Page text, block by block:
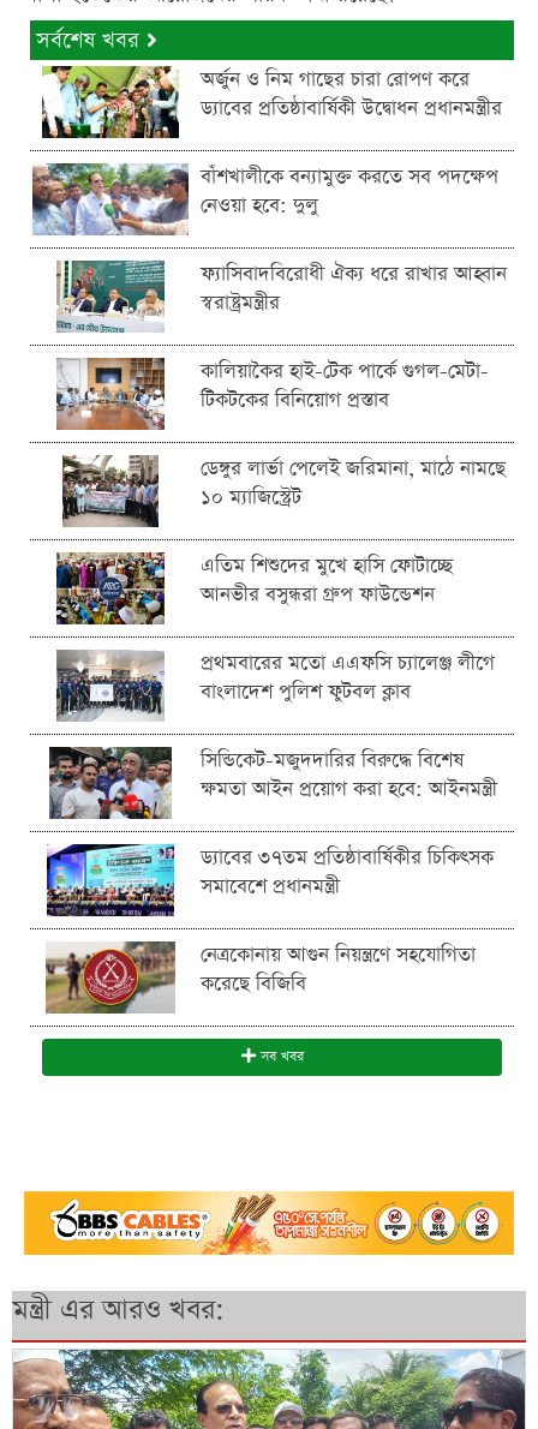
সর্বশেষ খবর
অর্জুন ও নিম গাছের চারা রোপণ করে
ড্যাবের প্রতিষ্ঠাবার্ষিকী উদ্বোধন প্রধানমন্ত্রীর
বাঁশখালীকে বন্যামুক্ত করতে সব পদক্ষেপ
নেওয়া হবে: দুলু
ফ্যাসিবাদবিরোধী ঐক্য ধরে রাখার আহ্বান
স্বরাষ্ট্রমন্ত্রীর
কালিয়াকৈর হাই-টেক পার্কে গুগল-মেটা-
টিকটকের বিনিয়োগ প্রস্তাব
ডেঙ্গুর লার্ভা পেলেই জরিমানা, মাঠে নামছে
১০ ম্যাজিস্ট্রেট
এতিম শিশুদের মুখে হাসি ফোটাচ্ছে
আনভীর বসুন্ধরা গ্রুপ ফাউন্ডেশন
প্রথমবারের মতো এএফসি চ্যালেঞ্জ লীগে
বাংলাদেশ পুলিশ ফুটবল ক্লাব
সিন্ডিকেট-মজুদদারির বিরুদ্ধে বিশেষ
ক্ষমতা আইন প্রয়োগ করা হবে: আইনমন্ত্রী
ড্যাবের ৩৭তম প্রতিষ্ঠাবার্ষিকীর চিকিৎসক
সমাবেশে প্রধানমন্ত্রী
নেত্রকোনায় আগুন নিয়ন্ত্রণে সহযোগিতা
করেছে বিজিবি
সব খবর
মন্ত্রী এর আরও খবর: